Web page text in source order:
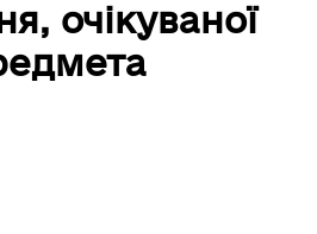
очікуваної